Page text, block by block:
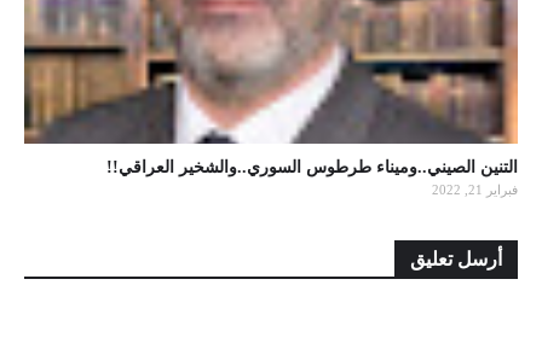
التنين الصيني..وميناء طرطوس السوري..والشخير العراقي!!
فبراير 21, 2022
أرسل تعليق